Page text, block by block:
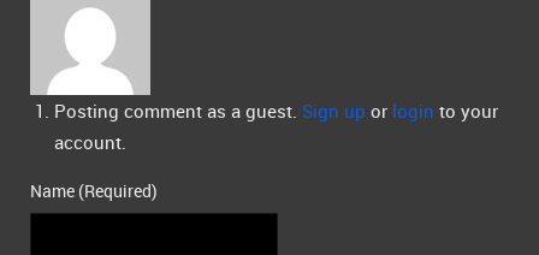
Posting comment as a guest. Sign up or login to your
account.
Name (Required)